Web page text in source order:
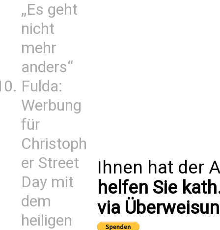
„Es geht
nicht
mehr
anders“
Fulda:
Werbung
für
Christoph
er Street
Day mit
dem
heiligen
Ihnen hat der
helfen Sie
via